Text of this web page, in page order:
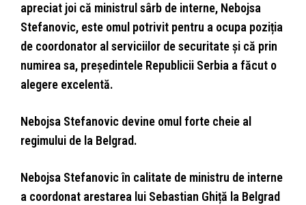
apreciat joi că ministrul sârb de interne, Nebojsa
Stefanovic, este omul potrivit pentru a ocupa poziția
de coordonator al serviciilor de securitate și că prin
numirea sa, președintele Republicii Serbia a făcut o
alegere excelentă.
Nebojsa Stefanovic devine omul forte cheie al
regimului de la Belgrad.
Nebojsa Stefanovic în calitate de ministru de interne
a coordonat arestarea lui Sebastian Ghiță la Belgrad